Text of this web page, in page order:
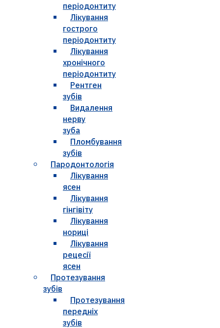
періодонтиту
Лікування
гострого
періодонтиту
Лікування
хронічного
періодонтиту
Рентген
зубів
Видалення
нерву
зуба
Пломбування
зубів
Пародонтологія
Лікування
ясен
Лікування
гінгівіту
Лікування
нориці
Лікування
рецесії
ясен
Протезування
зубів
Протезування
передніх
зубів